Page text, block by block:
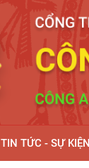
TIN TỨC - SỰ KIỆN